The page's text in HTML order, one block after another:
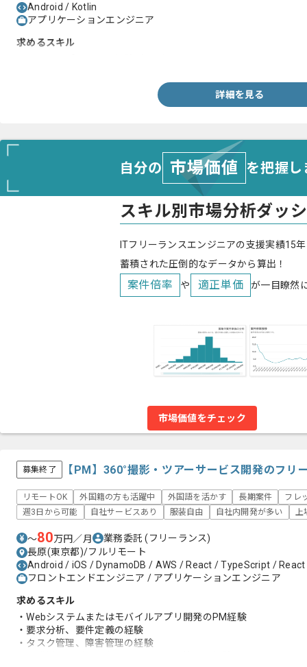
Android / Kotlin
アプリケーションエンジニア
求めるスキル
詳細を見る
自分の 市場価値 を把握
スキル別市場分析ダッ
ITフリーランスエンジニアの支援実績15
蓄積された圧倒的なデータから算出！
案件倍率 や 適正単価 が一目瞭然
市場価値をチェック
募集終了 【PM】360°撮影・ツアーサービス開発のフリ
リモートOK 外国籍の方も活躍中 外国語を活かす 長期案件
フレ
週3日から可能
自社サービスあり 服装自由 自社内開発が多い 上
〜80万円／月 業務委託(フリーランス)
長原(東京都)/フルリモート
Android / iOS / DynamoDB / AWS / React / TypeScript /
フロントエンドエンジニア / アプリケーションエンジニア
求めるスキル
・Webシステムまたはモバイルアプリ開発のPM経験
・要求分析、要件定義の経験
・タスク管理、障害管理の経験